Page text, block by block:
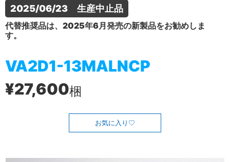
2025/06/23　生産中止品
代替推奨品は、2025年6月発売の新製品をお勧めしま
す。
VA2D1-13MALNCP
¥27,600梱
お気に入り